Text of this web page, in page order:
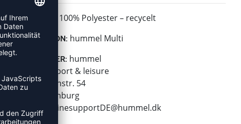
MATERIAL: 100% Polyester – recycelt
KOLLEKTION: hummel Multi
HERSTELLER: hummel
hummel sport & leisure
Leverkusenstr. 54
22761 Hamburg
E-Mail:
onlinesupportDE@hummel.dk